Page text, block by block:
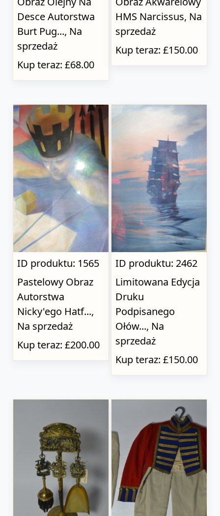
Desce Autorstwa
Burt Pug..., Na
sprzedaż
Kup teraz: £68.00
HMS Narcissus, Na
sprzedaż
Kup teraz: £150.00
ID produktu: 1565
Pastelowy Obraz
Autorstwa
Nicky'ego Hatf...,
Na sprzedaż
Kup teraz: £200.00
ID produktu: 2462
Limitowana Edycja
Druku
Podpisanego
Ołów..., Na
sprzedaż
Kup teraz: £150.00